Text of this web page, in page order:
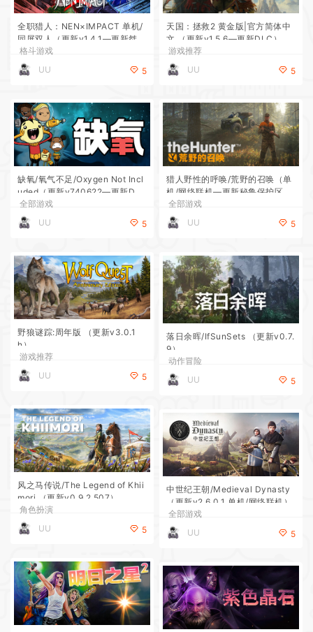
全职猎人：NEN×IMPACT 单机/
同屏双人（更新v1.4.1—更新桀诺
DLC）
格斗游戏
UU
5
天国：拯救2 黄金版|官方简体中
文 （更新v1.5.6—更新DLC）
游戏推荐
UU
5
缺氧/氧气不足/Oxygen Not Incl
uded（更新v740622—更新DL
C）
全部游戏
UU
5
猎人野性的呼唤/荒野的召唤（单
机/网络联机—更新秘鲁保护区DL
C）
全部游戏
UU
5
野狼谜踪:周年版 （更新v3.0.1
h）
游戏推荐
UU
5
落日余晖/IfSunSets （更新v0.7.
9）
动作冒险
UU
5
风之马传说/The Legend of Khii
mori （更新v0.9.2.507）
角色扮演
UU
5
中世纪王朝/Medieval Dynasty
（更新v2.6.0.1 单机/网络联机）
全部游戏
UU
5